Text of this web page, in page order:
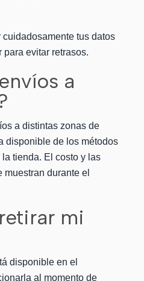
tus datos
evitar retrasos.
a
a distintas zonas de
disponible de los métodos
tienda. El costo y las
durante el
mi
disponible en el
al momento de